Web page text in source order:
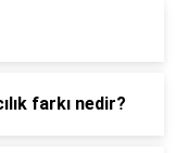
farkı nedir?